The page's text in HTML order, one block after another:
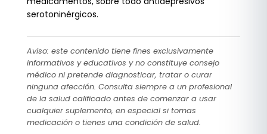
serotoninérgicos.
Aviso: este contenido tiene fines exclusivamente
informativos y educativos y no constituye consejo
médico ni pretende diagnosticar, tratar o curar
ninguna afección. Consulta siempre a un profesional
de la salud calificado antes de comenzar a usar
cualquier suplemento, en especial si tomas
medicación o tienes una condición de salud.